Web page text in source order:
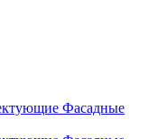
Фасадные